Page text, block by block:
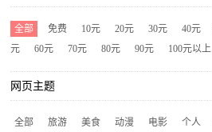
全部 免费 10元 20元 30元 40元
元
60元 70元 80元 90元 100元以上
网页主题
全部 旅游 美食 动漫 电影 个人